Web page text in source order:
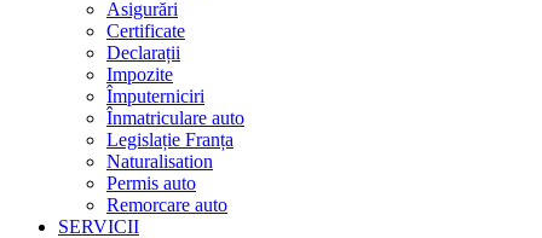
Asigurări
Certificate
Declarații
Impozite
Împuterniciri
Înmatriculare auto
Legislație Franța
Naturalisation
Permis auto
Remorcare auto
SERVICII